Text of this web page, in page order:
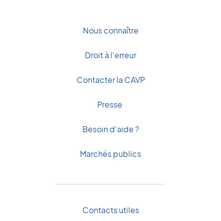
Nous connaître
Droit à l'erreur
Contacter la CAVP
Presse
Besoin d'aide ?
Marchés publics
Contacts utiles